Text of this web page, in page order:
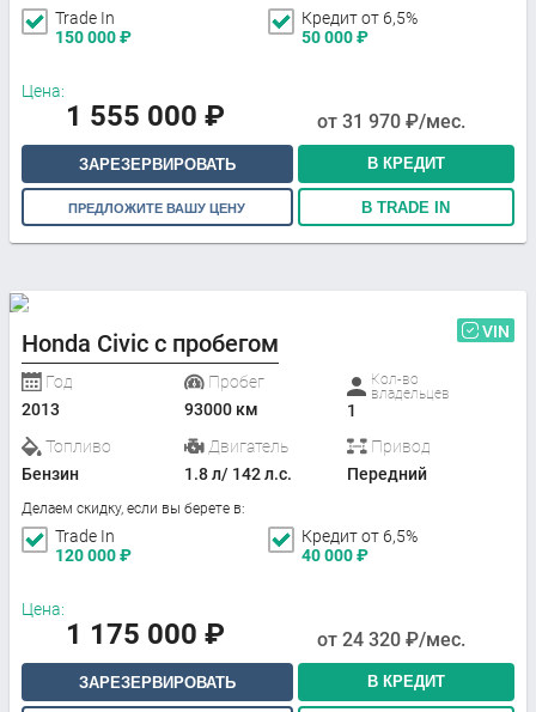
Trade In
150 000₽
Кредит от 6,5%
50 000₽
Цена:
1 555 000 ₽ от 31 970 ₽/мес.
ЗАРЕЗЕРВИРОВАТЬ В КРЕДИТ
ПРЕДЛОЖИТЕ ВАШУ ЦЕНУ В TRADE IN
Honda Civic с пробегом VIN
Год
2013
Пробег
93000 км
Кол-во
владельцев
1
Топливо
Бензин
Двигатель
1.8 л/ 142 л.с.
Привод
Передний
Делаем скидку, если вы берете в:
Trade In
120 000₽
Кредит от 6,5%
40 000₽
Цена:
1 175 000 ₽ от 24 320 ₽/мес.
ЗАРЕЗЕРВИРОВАТЬ В КРЕДИТ